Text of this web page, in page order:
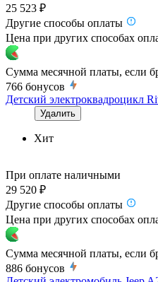
25 523 ₽
Другие способы оплаты
Цена при других способах
Сумма месячной платы, если
766 бонусов
Детский электроквадроцикл
Удалить
Хит
При оплате наличными
29 520 ₽
Другие способы оплаты
Цена при других способах
Сумма месячной платы, если
886 бонусов